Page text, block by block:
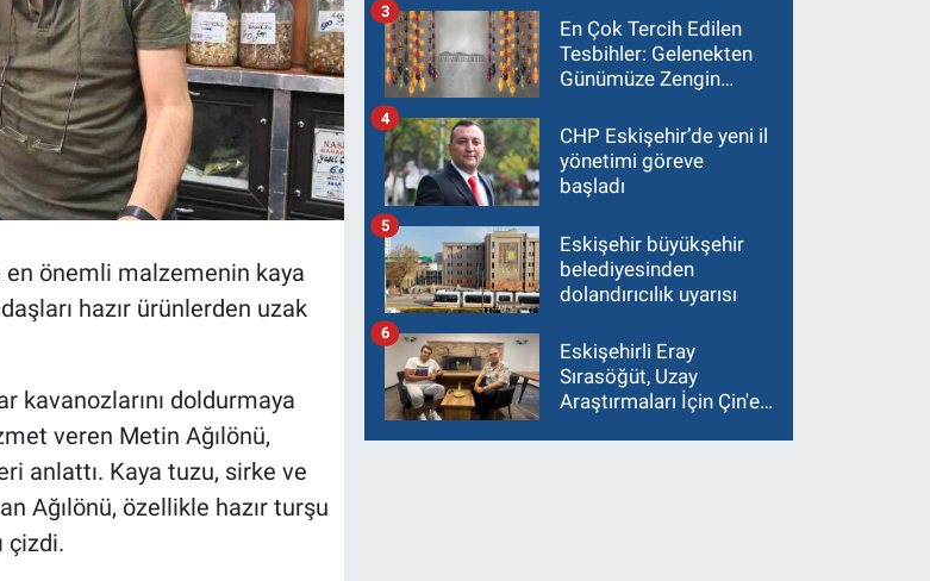
en önemli malzemenin kaya
hazır ürünlerden uzak
kavanozlarını doldurmaya
veren Metin Ağılönü,
anlattı. Kaya tuzu, sirke ve
Ağılönü, özellikle hazır turşu
çizdi.
En Çok Tercih Edilen
Tesbihler: Gelenekten
Günümüze Zengin
3
CHP Eskişehir’de yeni il
yönetimi göreve
başladı
4
Eskişehir büyükşehir
belediyesinden
dolandırıcılık uyarısı
5
Eskişehirli Eray
Sırasöğüt, Uzay
Araştırmaları İçin Çin'e
6